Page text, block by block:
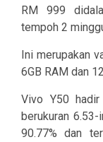
RM 999
tempoh 2
Ini merupakan
6GB RAM dan
Vivo Y50 hadir
berukuran
90.77% dan